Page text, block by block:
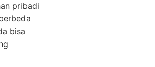
pribadi
bisa